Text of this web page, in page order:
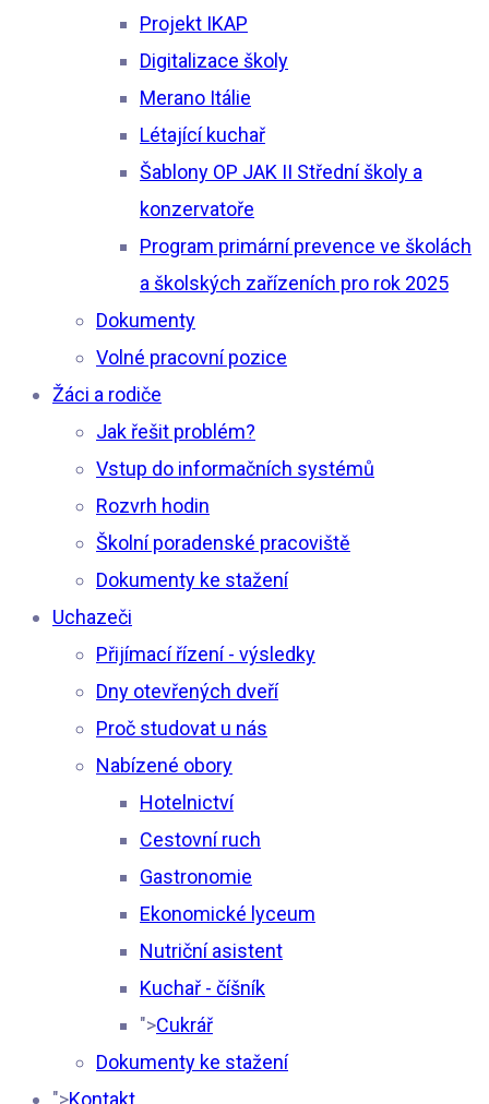
Projekt IKAP
Digitalizace školy
Merano Itálie
Létající kuchař
Šablony OP JAK II Střední školy a
konzervatoře
Program primární prevence ve školách
a školských zařízeních pro rok 2025
Dokumenty
Volné pracovní pozice
Žáci a rodiče
Jak řešit problém?
Vstup do informačních systémů
Rozvrh hodin
Školní poradenské pracoviště
Dokumenty ke stažení
Uchazeči
Přijímací řízení - výsledky
Dny otevřených dveří
Proč studovat u nás
Nabízené obory
Hotelnictví
Cestovní ruch
Gastronomie
Ekonomické lyceum
Nutriční asistent
Kuchař - číšník
">Cukrář
Dokumenty ke stažení
">Kontakt